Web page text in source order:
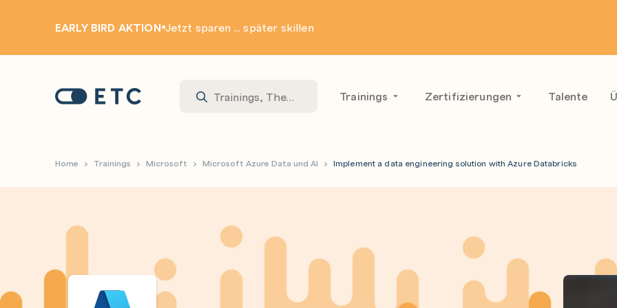
EARLY BIRD AKTION Jetzt sparen ... später skillen
Startseite: ETC Trainings Zertifizierungen Talente
Home Trainings Microsoft Microsoft Azure Data und AI Implement a data engineering solution with Azure Databricks